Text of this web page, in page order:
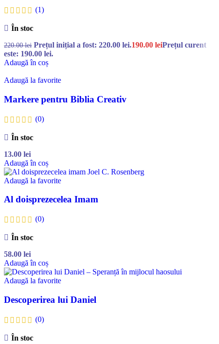
(1)
În stoc
220.00lei Prețul inițial a fost: 220.00 lei.190.00 leiPrețul curent
este: 190.00 lei.
Adaugă în coș
Adaugă la favorite
Markere pentru Biblia Creativ
(0)
În stoc
13.00 lei
Adaugă în coș
Adaugă la favorite
Al doisprezecelea Imam
(0)
În stoc
58.00 lei
Adaugă în coș
Adaugă la favorite
Descoperirea lui Daniel
(0)
În stoc